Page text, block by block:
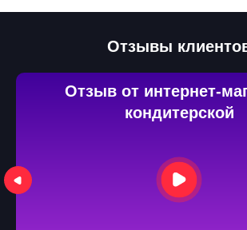
Отзывы
Отзыв от интернет-
кондитерской